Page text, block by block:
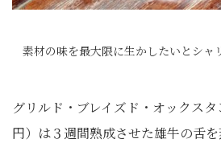
素材の味を最大限に生かしたいとシャ
グリルド・ブレイズド・オックス
円）は３週間熟成させた雄牛の舌